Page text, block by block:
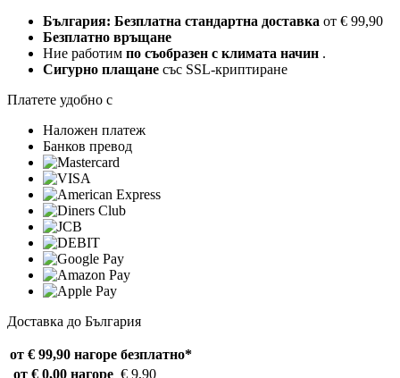
България: Безплатна стандартна доставка от € 99,90
Безплатно връщане
Ние работим по съобразен с климата начин .
Сигурно плащане със SSL-криптиране
Платете удобно с
Наложен платеж
Банков превод
Доставка до България
от € 99,90 нагоре безплатно*
от € 0,00 нагоре € 9,90